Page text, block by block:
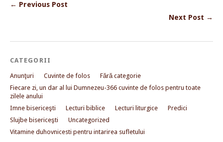
← Previous Post
Next Post →
CATEGORII
Anunţuri Cuvinte de folos
Fără categorie
Fiecare zi, un dar al lui Dumnezeu-366 cuvinte de folos pentru toate
zilele anului
Imne bisericeşti
Lecturi biblice Lecturi liturgice
Predici
Slujbe bisericeşti
Uncategorized
Vitamine duhovnicesti pentru intarirea sufletului